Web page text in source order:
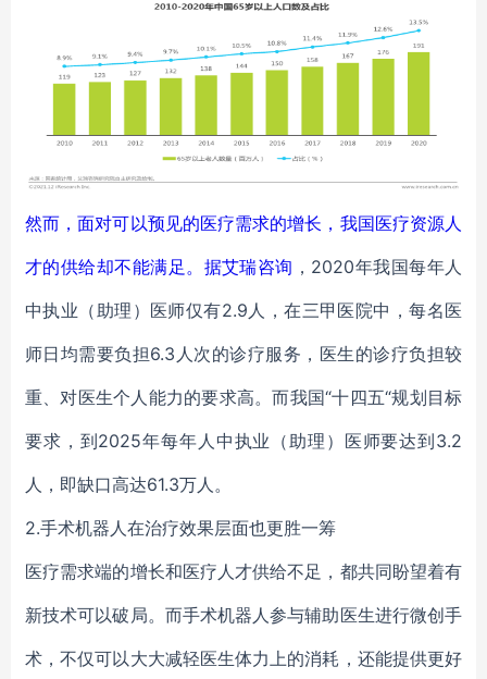
然而，面对可以预见的医疗需求的增长，我国医疗资源人
才的供给却不能满足。据艾瑞咨询 ，2020年我国每年人
中执业（助理）医师仅有2.9人，在三甲医院中，每名医
师日均需要负担6.3人次的诊疗服务，医生的诊疗负担较
重、对医生个人能力的要求高。而我国“十四五“规划目标
要求，到2025年每年人中执业（助理）医师要达到3.2
人，即缺口高达61.3万人。
2.手术机器人在治疗效果层面也更胜一筹
医疗需求端的增长和医疗人才供给不足，都共同盼望着有
新技术可以破局。而手术机器人参与辅助医生进行微创手
术，不仅可以大大减轻医生体力上的消耗，还能提供更好